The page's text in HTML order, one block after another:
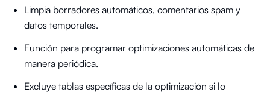
Limpia borradores automáticos, comentarios spam y
datos temporales.
Función para programar optimizaciones automáticas de
manera periódica.
Excluye tablas específicas de la optimización si lo